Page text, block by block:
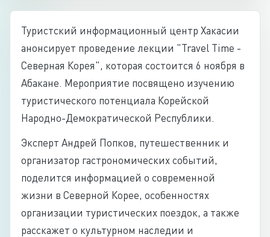
Туристский информационный центр Хакасии
анонсирует проведение лекции "Travel Time -
Северная Корея", которая состоится 6 ноября в
Абакане. Мероприятие посвящено изучению
туристического потенциала Корейской
Народно-Демократической Республики.
Эксперт Андрей Попков, путешественник и
организатор гастрономических событий,
поделится информацией о современной
жизни в Северной Корее, особенностях
организации туристических поездок, а также
расскажет о культурном наследии и